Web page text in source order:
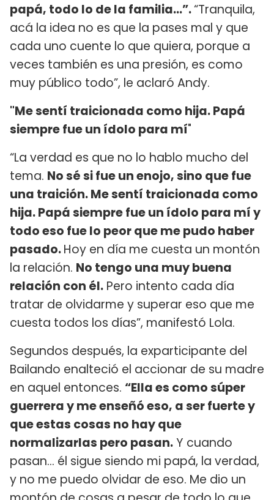
papá, todo lo de la familia...”.“Tranquila,
acá la idea no es que la pases mal y que
cada uno cuente lo que quiera, porque a
veces también es una presión, es como
muy público todo”, le aclaró Andy.
"Me sentí traicionada como hija. Papá
siempre fue un ídolo para mí"
“La verdad es que no lo hablo mucho del
tema. No sé si fue un enojo, sino que fue
una traición. Me sentí traicionada como
hija. Papá siempre fue un ídolo para mí y
todo eso fue lo peor que me pudo haber
pasado.Hoy en día me cuesta un montón
la relación. No tengo una muy buena
relación con él. Pero intento cada día
tratar de olvidarme y superar eso que me
cuesta todos los días”, manifestó Lola.
Segundos después, la exparticipante del
Bailando enalteció el accionar de su madre
en aquel entonces. “Ella es como súper
guerrera y me enseñó eso, a ser fuerte y
que estas cosas no hay que
normalizarlas pero pasan.Y cuando
pasan… él sigue siendo mi papá, la verdad,
y no me puedo olvidar de eso. Me dio un